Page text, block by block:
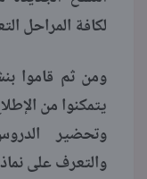
لكافة المراحل
ومن ثم قاموا
يتمكنوا من
وتحضير
والتعرف على